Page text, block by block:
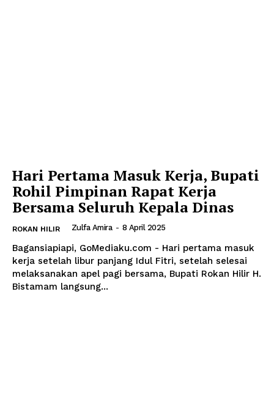
Hari Pertama Masuk Kerja, Bupati
Rohil Pimpinan Rapat Kerja
Bersama Seluruh Kepala Dinas
ROKAN HILIR Zulfa Amira - 8 April 2025
Bagansiapiapi, GoMediaku.com - Hari pertama masuk
kerja setelah libur panjang Idul Fitri, setelah selesai
melaksanakan apel pagi bersama, Bupati Rokan Hilir H.
Bistamam langsung...